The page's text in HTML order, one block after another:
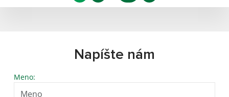
Napíšte nám
Meno: